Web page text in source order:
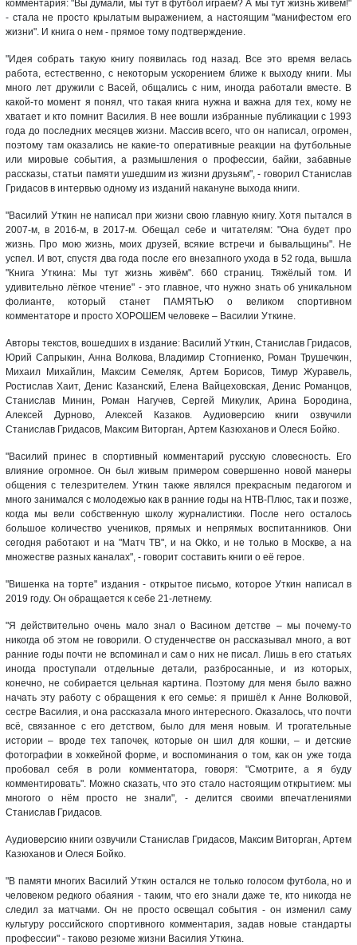
комментария: "Вы думали, мы тут в футбол играем? А мы тут жизнь живем!"
- стала не просто крылатым выражением, а настоящим "манифестом его
жизни". И книга о нем - прямое тому подтверждение.
"Идея собрать такую книгу появилась год назад. Все это время велась
работа, естественно, с некоторым ускорением ближе к выходу книги. Мы
много лет дружили с Васей, общались с ним, иногда работали вместе. В
какой-то момент я понял, что такая книга нужна и важна для тех, кому не
хватает и кто помнит Василия. В нее вошли избранные публикации с 1993
года до последних месяцев жизни. Массив всего, что он написал, огромен,
поэтому там оказались не какие-то оперативные реакции на футбольные
или мировые события, а размышления о профессии, байки, забавные
рассказы, статьи памяти ушедшим из жизни друзьям", - говорил Станислав
Гридасов в интервью одному из изданий накануне выхода книги.
"Василий Уткин не написал при жизни свою главную книгу. Хотя пытался в
2007-м, в 2016-м, в 2017-м. Обещал себе и читателям: "Она будет про
жизнь. Про мою жизнь, моих друзей, всякие встречи и бывальщины". Не
успел. И вот, спустя два года после его внезапного ухода в 52 года, вышла
"Книга Уткина: Мы тут жизнь живём". 660 страниц. Тяжёлый том. И
удивительно лёгкое чтение" - это главное, что нужно знать об уникальном
фолианте, который станет ПАМЯТЬЮ о великом спортивном
комментаторе и просто ХОРОШЕМ человеке – Василии Уткине.
Авторы текстов, вошедших в издание: Василий Уткин, Станислав Гридасов,
Юрий Сапрыкин, Анна Волкова, Владимир Стогниенко, Роман Трушечкин,
Михаил Михайлин, Максим Семеляк, Артем Борисов, Тимур Журавель,
Ростислав Хаит, Денис Казанский, Елена Вайцеховская, Денис Романцов,
Станислав Минин, Роман Нагучев, Сергей Микулик, Арина Бородина,
Алексей Дурново, Алексей Казаков. Аудиоверсию книги озвучили
Станислав Гридасов, Максим Виторган, Артем Казюханов и Олеся Бойко.
"Василий принес в спортивный комментарий русскую словесность. Его
влияние огромное. Он был живым примером совершенно новой манеры
общения с телезрителем. Уткин также являлся прекрасным педагогом и
много занимался с молодежью как в ранние годы на НТВ-Плюс, так и позже,
когда мы вели собственную школу журналистики. После него осталось
большое количество учеников, прямых и непрямых воспитанников. Они
сегодня работают и на "Матч ТВ", и на Okko, и не только в Москве, а на
множестве разных каналах", - говорит составить книги о её герое.
"Вишенка на торте" издания - открытое письмо, которое Уткин написал в
2019 году. Он обращается к себе 21-летнему.
"Я действительно очень мало знал о Васином детстве – мы почему-то
никогда об этом не говорили. О студенчестве он рассказывал много, а вот
ранние годы почти не вспоминал и сам о них не писал. Лишь в его статьях
иногда проступали отдельные детали, разбросанные, и из которых,
конечно, не собирается цельная картина. Поэтому для меня было важно
начать эту работу с обращения к его семье: я пришёл к Анне Волковой,
сестре Василия, и она рассказала много интересного. Оказалось, что почти
всё, связанное с его детством, было для меня новым. И трогательные
истории – вроде тех тапочек, которые он шил для кошки, – и детские
фотографии в хоккейной форме, и воспоминания о том, как он уже тогда
пробовал себя в роли комментатора, говоря: "Смотрите, а я буду
комментировать". Можно сказать, что это стало настоящим открытием: мы
многого о нём просто не знали", - делится своими впечатлениями
Станислав Гридасов.
Аудиоверсию книги озвучили Станислав Гридасов, Максим Виторган, Артем
Казюханов и Олеся Бойко.
"В памяти многих Василий Уткин остался не только голосом футбола, но и
человеком редкого обаяния - таким, что его знали даже те, кто никогда не
следил за матчами. Он не просто освещал события - он изменил саму
культуру российского спортивного комментария, задав новые стандарты
профессии" - таково резюме жизни Василия Уткина.